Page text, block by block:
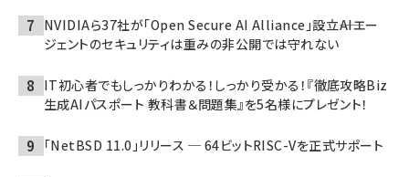
NVIDIAら37社が「Open Secure AI Alliance」設立――AIエー
ジェントのセキュリティは重みの非公開では守れない
IT初心者でもしっかりわかる！しっかり受かる！『徹底攻略Biz
生成AIパスポート 教科書＆問題集』を5名様にプレゼント！
「NetBSD 11.0」リリース ─ 64ビットRISC-Vを正式サポート